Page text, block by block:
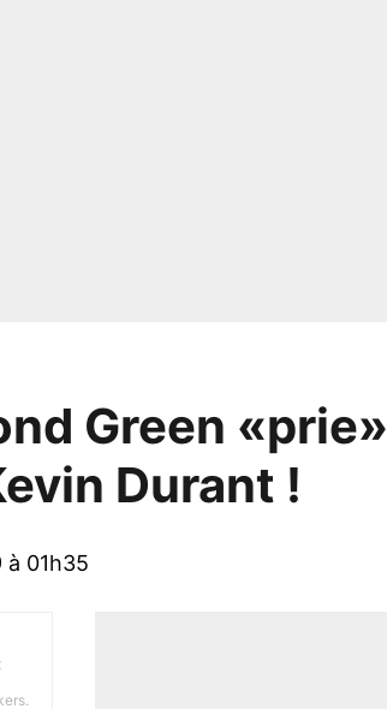
Green «prie»
Durant !
à 01h35